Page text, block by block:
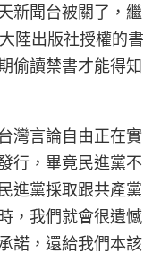
新聞台被關了，繼
陸出版社授權的書
偷讀禁書才能得知
灣言論自由正在實
行，畢竟民進黨不
進黨採取跟共產黨
，我們就會很遺憾
諾，還給我們本該